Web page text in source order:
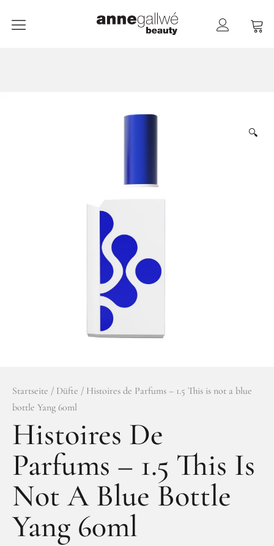
weitere Marken im Ladenlokal
Marken
Kontakt
🔍
Startseite / Düfte / Histoires de Parfums – 1.5 This is not a blue
bottle Yang 60ml
Histoires De
Parfums – 1.5 This Is
Not A Blue Bottle
Yang 60ml